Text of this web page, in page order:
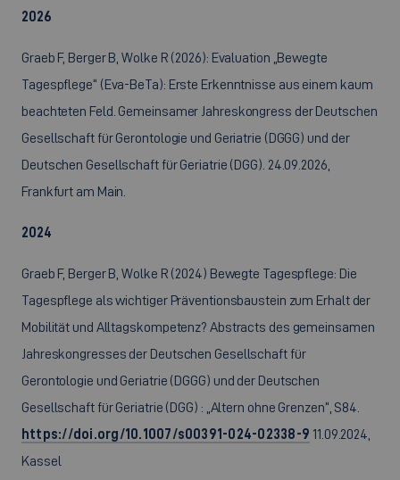
2026
Graeb F, Berger B, Wolke R (2026): Evaluation „Bewegte
Tagespflege“ (Eva-BeTa): Erste Erkenntnisse aus einem kaum
beachteten Feld. Gemeinsamer Jahreskongress der Deutschen
Gesellschaft für Gerontologie und Geriatrie (DGGG) und der
Deutschen Gesellschaft für Geriatrie (DGG). 24.09.2026,
Frankfurt am Main.
2024
Graeb F, Berger B, Wolke R (2024) Bewegte Tagespflege: Die
Tagespflege als wichtiger Präventionsbaustein zum Erhalt der
Mobilität und Alltagskompetenz? Abstracts des gemeinsamen
Jahreskongresses der Deutschen Gesellschaft für
Gerontologie und Geriatrie (DGGG) und der Deutschen
Gesellschaft für Geriatrie (DGG) : „Altern ohne Grenzen“, S84.
https://doi.org/10.1007/s00391-024-02338-9 11.09.2024,
Kassel